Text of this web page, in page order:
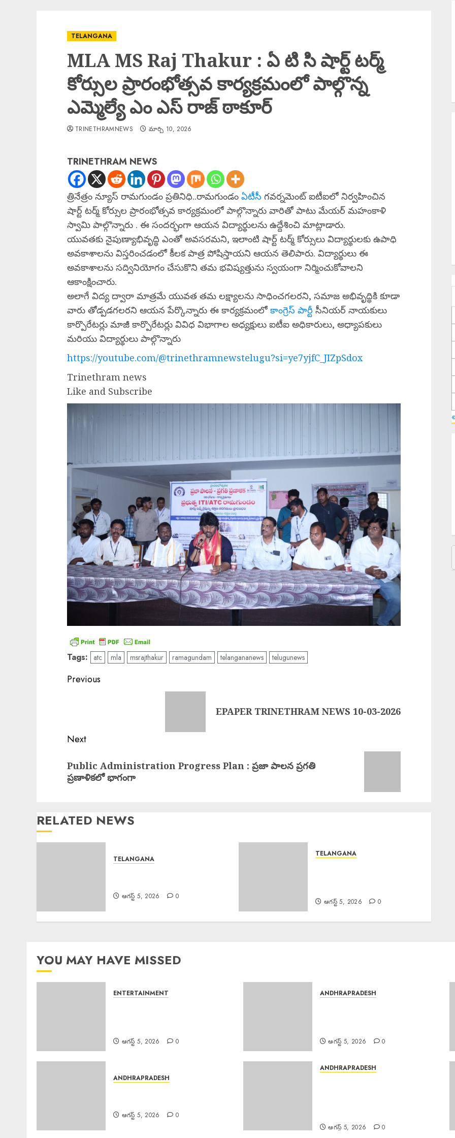
TELANGANA
MLA MS Raj Thakur : ఏ టి సి షార్ట్ టర్మ్
కోర్సుల ప్రారంభోత్సవ కార్యక్రమంలో పాల్గొన్న
ఎమ్మెల్యే ఎం ఎస్ రాజ్ ఠాకూర్
TRINETHRAMNEWS మార్చి 10, 2026
TRINETHRAM NEWS
త్రినేత్రం న్యూస్ రామగుండం ప్రతినిధి..రామగుండం ఏటీసీ గవర్నమెంట్ ఐటీఐలో నిర్వహించిన
షార్ట్ టర్మ్ కోర్సుల ప్రారంభోత్సవ కార్యక్రమంలో పాల్గొన్నారు వారితో పాటు మేయర్ మహంకాళి
స్వామి పాల్గొన్నారు . ఈ సందర్భంగా ఆయన విద్యార్థులను ఉద్దేశించి మాట్లాడారు.
యువతకు నైపుణ్యాభివృద్ధి ఎంతో అవసరమని, ఇలాంటి షార్ట్ టర్మ్ కోర్సులు విద్యార్థులకు ఉపాధి
అవకాశాలను విస్తరించడంలో కీలక పాత్ర పోషిస్తాయని ఆయన తెలిపారు. విద్యార్థులు ఈ
అవకాశాలను సద్వినియోగం చేసుకొని తమ భవిష్యత్తును స్వయంగా నిర్మించుకోవాలని
ఆకాంక్షించారు.
అలాగే విద్య ద్వారా మాత్రమే యువత తమ లక్ష్యాలను సాధించగలరని, సమాజ అభివృద్ధికి కూడా
వారు తోడ్పడగలరని ఆయన పేర్కొన్నారు ఈ కార్యక్రమంలోకాంగ్రెస్ పార్టీ సీనియర్ నాయకులు
కార్పొరేటర్లు మాజీ కార్పొరేటర్లు వివిధ విభాగాల అధ్యక్షులు ఐటీఐ అధికారులు, అధ్యాపకులు
మరియు విద్యార్థులు పాల్గొన్నారు
https://youtube.com/@trinethramnewstelugu?si=ye7yjfC_JIZpSdox
Trinethram news
Like and Subscribe
Tags: atc mla msrajthakur ramagundam telangananews telugunews
Post
Previous
EPAPER TRINETHRAM NEWS 10-03-2026
Next
post:
Public Administration Progress Plan : ప్రజా పాలన ప్రగతి
ప్రణాళికలో భాగంగా
RELATED NEWS
TELANGANA
ఆగస్ట్ 5, 2026 0
TELANGANA
ఆగస్ట్ 5, 2026 0
YOU MAY HAVE MISSED
ENTERTAINMENT
ఆగస్ట్ 5, 2026 0
ANDHRAPRADESH
ఆగస్ట్ 5, 2026 0
ANDHRAPRADESH
ఆగస్ట్ 5, 2026 0
ANDHRAPRADESH
ఆగస్ట్ 5, 2026 0